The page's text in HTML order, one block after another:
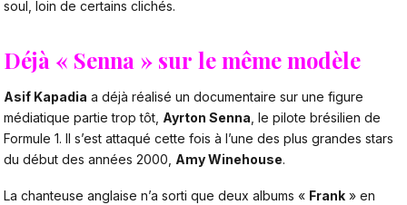
soul, loin de certains clichés.
Déjà « Senna » sur le même modèle
Asif Kapadia a déjà réalisé un documentaire sur une figure
médiatique partie trop tôt, Ayrton Senna , le pilote brésilien de
Formule 1. Il s’est attaqué cette fois à l’une des plus grandes stars
du début des années 2000, Amy Winehouse.
La chanteuse anglaise n’a sorti que deux albums « Frank » en